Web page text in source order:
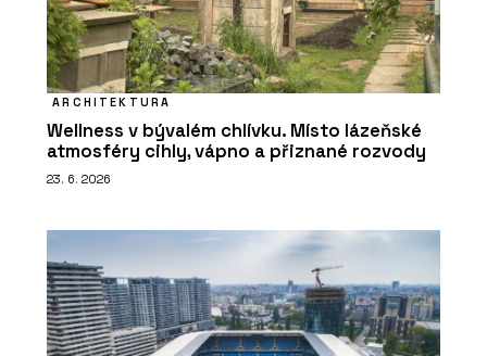
ARCHITEKTURA
Wellness v bývalém chlívku. Místo lázeňské
atmosféry cihly, vápno a přiznané rozvody
23. 6. 2026